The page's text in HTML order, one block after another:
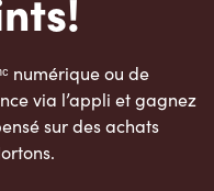
numérique ou de
via l’appli et gagnez
sur des achats